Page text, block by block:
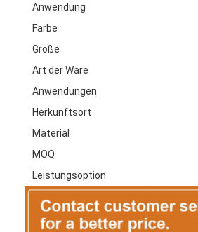
Anwendung
Farbe
Größe
Art der Ware
Anwendungen
Herkunftsort
Material
MOQ
Leistungsoption